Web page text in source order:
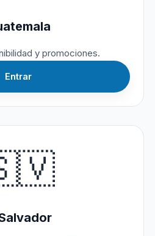
y promociones.
Entrar